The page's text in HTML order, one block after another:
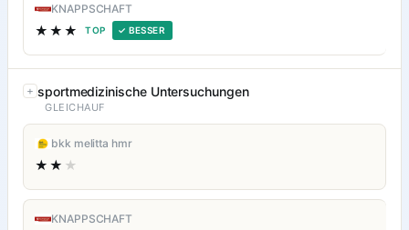
KNAPPSCHAFT
★★★ TOP ✓ BESSER
sportmedizinische Untersuchungen
GLEICHAUF
bkk melitta hmr
★★ ★
KNAPPSCHAFT